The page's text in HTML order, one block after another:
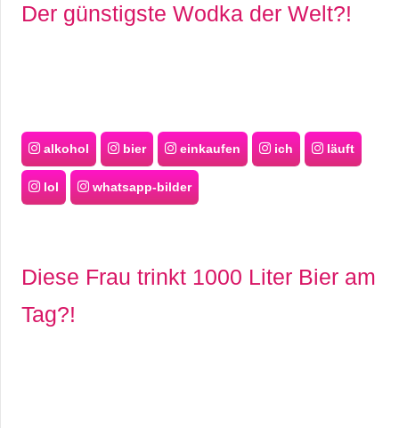
Der günstigste Wodka der Welt?!
alkohol bier einkaufen ich läuft
lol whatsapp-bilder
Diese Frau trinkt 1000 Liter Bier am
Tag?!